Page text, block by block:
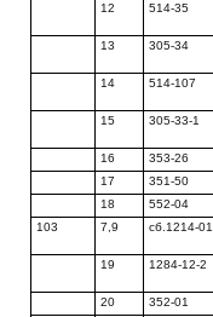
12
514-35
13 305-34
14 514-107
15 305-33-1
16 353-26
17
351-50
18
552-04
103
7,9 сб.1214-
19 1284-12-2
20 352-01